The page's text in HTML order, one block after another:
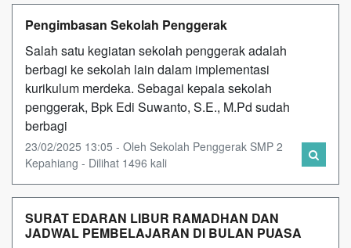
Pengimbasan Sekolah Penggerak
Salah satu kegiatan sekolah penggerak adalah
berbagi ke sekolah lain dalam implementasi
kurikulum merdeka. Sebagai kepala sekolah
penggerak, Bpk Edi Suwanto, S.E., M.Pd sudah
berbagi
23/02/2025 13:05 - Oleh Sekolah Penggerak SMP 2
Kepahiang - Dilihat 1496 kali
SURAT EDARAN LIBUR RAMADHAN DAN
JADWAL PEMBELAJARAN DI BULAN PUASA